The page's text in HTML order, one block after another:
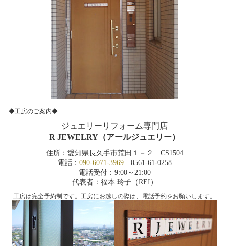
◆工房のご案内◆
ジュエリーリフォーム専門店
R JEWELRY（アールジュエリー）
住所：愛知県長久手市荒田１－２ CS1504
電話： 090-6071-39690561-61-0258
電話受付：9:00～21:00
代表者：福本 玲子（REI）
工房は完全予約制です。工房にお越しの際は、電話予約をお願いします。